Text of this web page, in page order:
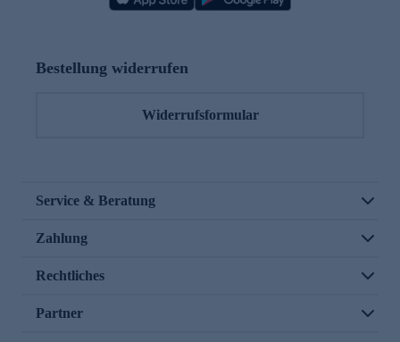
Bestellung widerrufen
Widerrufsformular
Service & Beratung
Zahlung
Rechtliches
Partner